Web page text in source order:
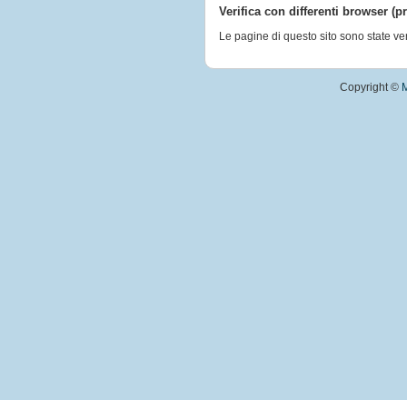
Verifica con differenti browser
Le pagine di questo sito sono state
Copyright ©